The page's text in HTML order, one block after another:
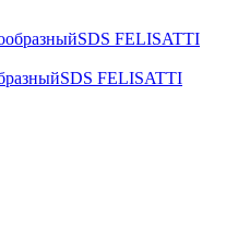
FELISATTI